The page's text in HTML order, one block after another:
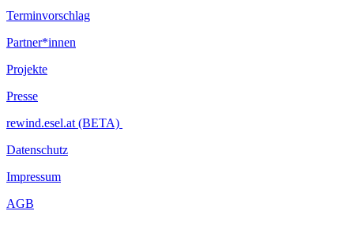
Terminvorschlag
Partner*innen
Projekte
Presse
rewind.esel.at (BETA)
Datenschutz
Impressum
AGB